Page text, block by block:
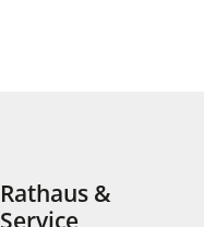
Rathaus &
Service